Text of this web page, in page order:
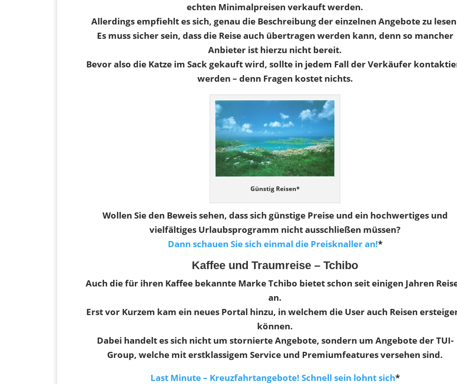
echten Minimalpreisen verkauft werden.
Allerdings empfiehlt es sich, genau die Beschreibung der einzelnen Angebote zu
Es muss sicher sein, dass die Reise auch übertragen werden kann, denn so mancher
Anbieter ist hierzu nicht bereit.
Bevor also die Katze im Sack gekauft wird, sollte in jedem Fall der Verkäufer
werden – denn Fragen kostet nichts.
Günstig Reisen*
Wollen Sie den Beweis sehen, dass sich günstige Preise und ein hochwertiges und
vielfältiges Urlaubsprogramm nicht ausschließen müssen?
Dann schauen Sie sich einmal die Preisknaller an!*
Kaffee und Traumreise – Tchibo
Auch die für ihren Kaffee bekannte Marke Tchibo bietet schon seit einigen Jahren
an.
Erst vor Kurzem kam ein neues Portal hinzu, in welchem die User auch Reisen
können.
Dabei handelt es sich nicht um stornierte Angebote, sondern um Angebote der TUI-
Group, welche mit erstklassigem Service und Premiumfeatures versehen sind.
Last Minute – Kreuzfahrtangebote! Schnell sein lohnt sich*